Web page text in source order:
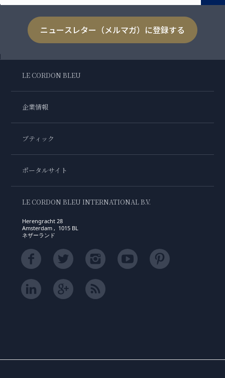
ニュースレター（メルマガ）に登録する
LE CORDON BLEU
企業情報
ブティック
ポータルサイト
LE CORDON BLEU INTERNATIONAL B.V.
Herengracht 28
Amsterdam , 1015 BL
ネザーランド